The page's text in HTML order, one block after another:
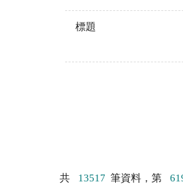
標題
共 13517 筆資料，第